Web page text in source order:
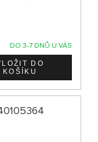
DO 3-7 DNŮ U VÁS